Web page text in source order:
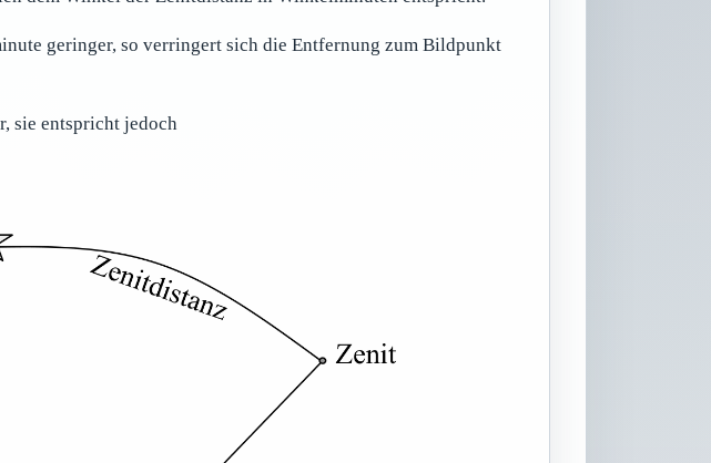
geringer, so verringert sich die Entfernung zum Bildpunkt
sie entspricht jedoch